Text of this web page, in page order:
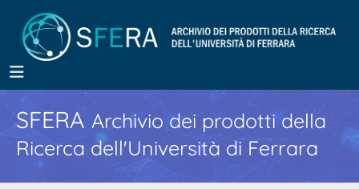
SFERA Archivio dei prodotti della
Ricerca dell'Università di Ferrara